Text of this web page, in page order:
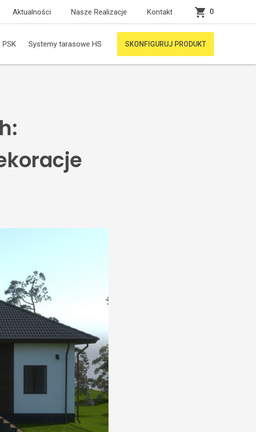
Aktualności Nasze Realizacje Kontakt 0
PSK Systemy tarasowe HS SKONFIGURUJ PRODUKT